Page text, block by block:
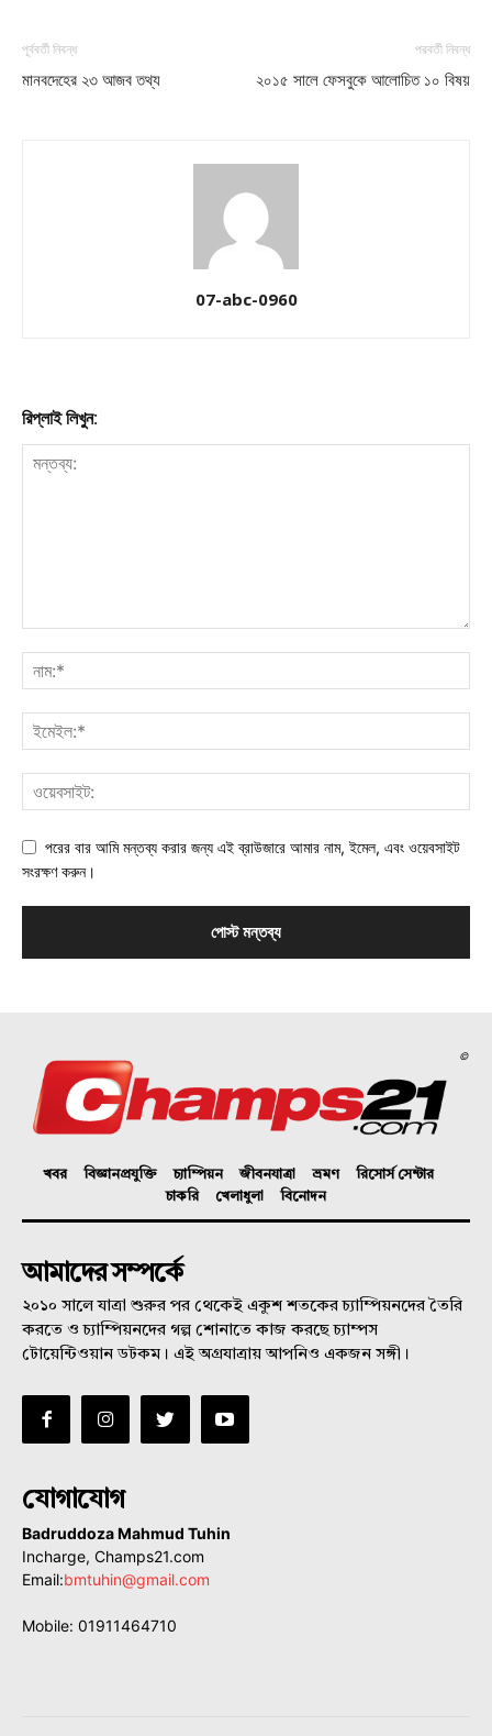
Champs21
পূর্ববর্তী নিবন্ধ
মানবদেহের ২৩ আজব তথ্য
পরবর্তী নিবন্ধ
২০১৫ সালে ফেসবুকে আলোচিত ১০ বিষয়
07-abc-0960
রিপ্লাই লিখুন:
পরের বার আমি মন্তব্য করার জন্য এই ব্রাউজারে আমার নাম, ইমেল, এবং ওয়েবসাইট
সংরক্ষণ করুন।
©
খবর বিজ্ঞানপ্রযুক্তি চ্যাম্পিয়ন জীবনযাত্রা ভ্রমণ
রিসোর্স সেন্টার
চাকরি
খেলাধুলা বিনোদন
আমাদের সম্পর্কে
২০১০ সালে যাত্রা শুরুর পর থেকেই একুশ শতকের চ্যাম্পিয়নদের তৈরি
করতে ও চ্যাম্পিয়নদের গল্প শোনাতে কাজ করছে চ্যাম্পস
টোয়েন্টিওয়ান ডটকম। এই অগ্রযাত্রায় আপনিও একজন সঙ্গী।
যোগাযোগ
Badruddoza Mahmud Tuhin
Incharge, Champs21.com
Email:bmtuhin@gmail.com
Mobile: 01911464710